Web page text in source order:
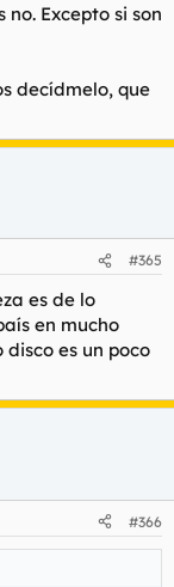
Excepto si son
decídmelo, que
#365
es de lo
en mucho
es un poco
#366